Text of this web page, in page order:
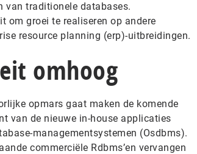
van traditionele databases.
om groei te realiseren op andere
resource planning (erp)-uitbreidingen.
omhoog
opmars gaat maken de komende
van de nieuwe in-house applicaties
managementsystemen (Osdbms).
commerciële Rdbms’en vervangen